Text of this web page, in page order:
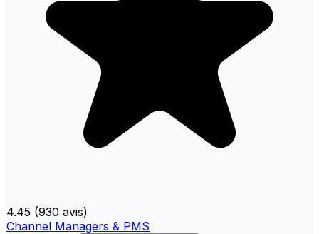
4.45 (930 avis)
Channel Managers & PMS